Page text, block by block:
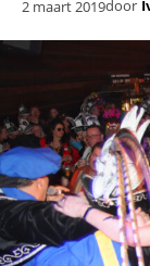
2 maart 2019door